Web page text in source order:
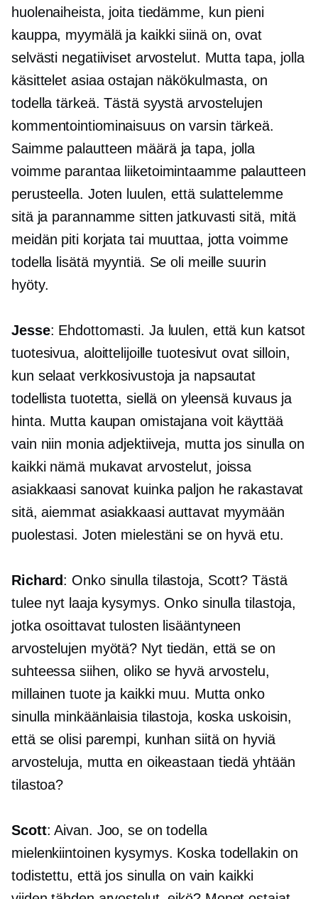
huolenaiheista, joita tiedämme, kun pieni
kauppa, myymälä ja kaikki siinä on, ovat
selvästi negatiiviset arvostelut. Mutta tapa, jolla
käsittelet asiaa ostajan näkökulmasta, on
todella tärkeä. Tästä syystä arvostelujen
kommentointiominaisuus on varsin tärkeä.
Saimme palautteen määrä ja tapa, jolla
voimme parantaa liiketoimintaamme palautteen
perusteella. Joten luulen, että sulattelemme
sitä ja parannamme sitten jatkuvasti sitä, mitä
meidän piti korjata tai muuttaa, jotta voimme
todella lisätä myyntiä. Se oli meille suurin
hyöty.
Jesse: Ehdottomasti. Ja luulen, että kun katsot
tuotesivua, aloittelijoille tuotesivut ovat silloin,
kun selaat verkkosivustoja ja napsautat
todellista tuotetta, siellä on yleensä kuvaus ja
hinta. Mutta kaupan omistajana voit käyttää
vain niin monia adjektiiveja, mutta jos sinulla on
kaikki nämä mukavat arvostelut, joissa
asiakkaasi sanovat kuinka paljon he rakastavat
sitä, aiemmat asiakkaasi auttavat myymään
puolestasi. Joten mielestäni se on hyvä etu.
Richard: Onko sinulla tilastoja, Scott? Tästä
tulee nyt laaja kysymys. Onko sinulla tilastoja,
jotka osoittavat tulosten lisääntyneen
arvostelujen myötä? Nyt tiedän, että se on
suhteessa siihen, oliko se hyvä arvostelu,
millainen tuote ja kaikki muu. Mutta onko
sinulla minkäänlaisia ​​tilastoja, koska uskoisin,
että se olisi parempi, kunhan siitä on hyviä
arvosteluja, mutta en oikeastaan ​​tiedä yhtään
tilastoa?
Scott: Aivan. Joo, se on todella
mielenkiintoinen kysymys. Koska todellakin on
todistettu, että jos sinulla on vain kaikki